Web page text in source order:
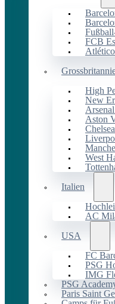
FCB
High
New
Aston
West
Italien
AC
USA
FC
PSG
IMG
PSG
Paris Saint